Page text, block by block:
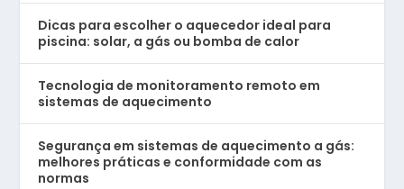
Dicas para escolher o aquecedor ideal para
piscina: solar, a gás ou bomba de calor
Tecnologia de monitoramento remoto em
sistemas de aquecimento
Segurança em sistemas de aquecimento a gás:
melhores práticas e conformidade com as
normas